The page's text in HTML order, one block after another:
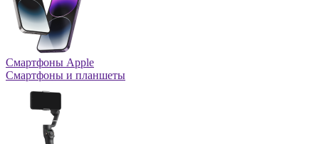
Смартфоны Apple
Смартфоны и планшеты